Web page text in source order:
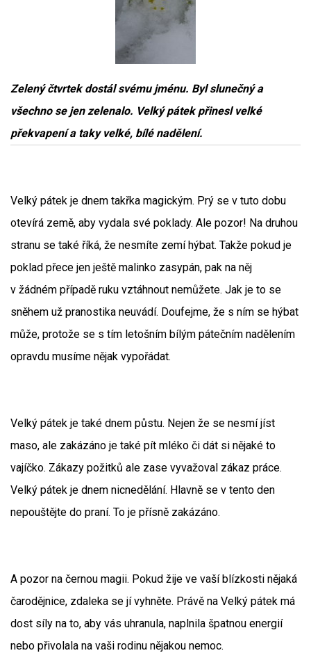
Zelený čtvrtek dostál svému jménu. Byl slunečný a
všechno se jen zelenalo. Velký pátek přinesl velké
překvapení a taky velké, bílé nadělení.
Velký pátek je dnem takřka magickým. Prý se v tuto dobu
otevírá země, aby vydala své poklady. Ale pozor! Na druhou
stranu se také říká, že nesmíte zemí hýbat. Takže pokud je
poklad přece jen ještě malinko zasypán, pak na něj
v žádném případě ruku vztáhnout nemůžete. Jak je to se
sněhem už pranostika neuvádí. Doufejme, že s ním se hýbat
může, protože se s tím letošním bílým pátečním nadělením
opravdu musíme nějak vypořádat.
Velký pátek je také dnem půstu. Nejen že se nesmí jíst
maso, ale zakázáno je také pít mléko či dát si nějaké to
vajíčko. Zákazy požitků ale zase vyvažoval zákaz práce.
Velký pátek je dnem nicnedělání. Hlavně se v tento den
nepouštějte do praní. To je přísně zakázáno.
A pozor na černou magii. Pokud žije ve vaší blízkosti nějaká
čarodějnice, zdaleka se jí vyhněte. Právě na Velký pátek má
dost síly na to, aby vás uhranula, naplnila špatnou energií
nebo přivolala na vaši rodinu nějakou nemoc.